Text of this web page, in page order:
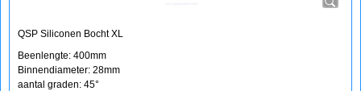
QSP Siliconen Bocht XL
Beenlengte: 400mm
Binnendiameter: 28mm
aantal graden: 45°